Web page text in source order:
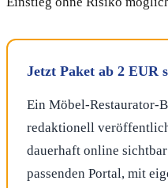
Jetzt Paket ab 2 EUR
Ein Möbel-Restaurator-
redaktionell
dauerhaft online
passenden Portal, mit